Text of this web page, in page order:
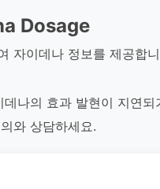
Dosage
자이데나 정보를 제공합
나의 효과 발현이 지연
와 상담하세요.